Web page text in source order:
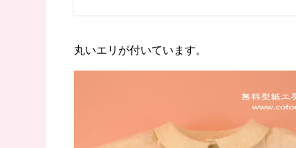
丸いエリが付いています。